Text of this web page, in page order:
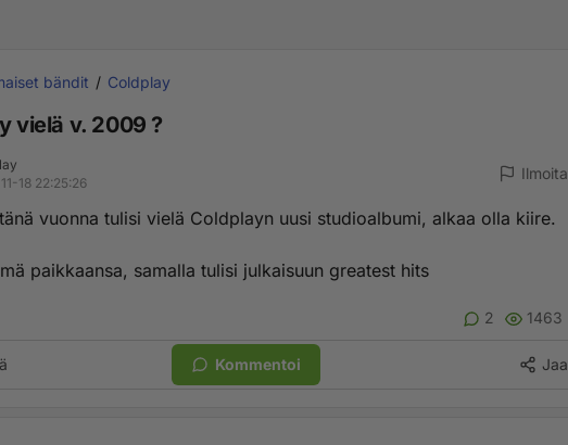
bändit Coldplay
vielä v. 2009 ?
18 22:25:26
Ilmoita
vuonna tulisi vielä Coldplayn uusi studioalbumi, alkaa olla kiire.
paikkaansa, samalla tulisi julkaisuun greatest hits
2 1463
Kommentoi Jaa